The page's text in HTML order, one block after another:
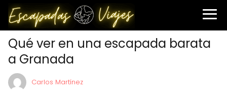
Qué ver en una escapada barata
a Granada
Carlos Martínez